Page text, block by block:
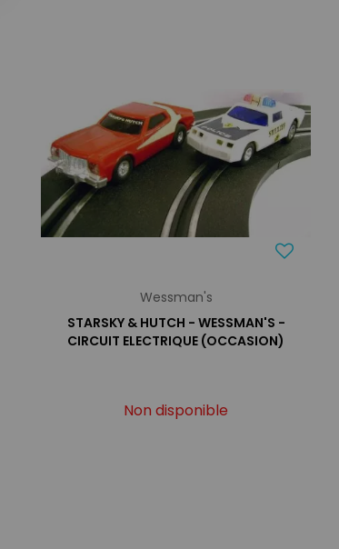
Wessman's
STARSKY & HUTCH - WESSMAN'S -
CIRCUIT ELECTRIQUE (OCCASION)
Non disponible